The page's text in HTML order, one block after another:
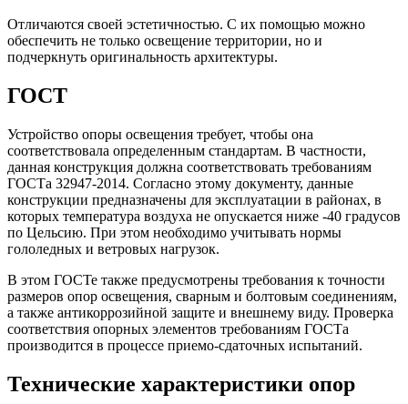
Отличаются своей эстетичностью. С их помощью можно
обеспечить не только освещение территории, но и
подчеркнуть оригинальность архитектуры.
ГОСТ
Устройство опоры освещения требует, чтобы она
соответствовала определенным стандартам. В частности,
данная конструкция должна соответствовать требованиям
ГОСТа 32947-2014. Согласно этому документу, данные
конструкции предназначены для эксплуатации в районах, в
которых температура воздуха не опускается ниже -40 градусов
по Цельсию. При этом необходимо учитывать нормы
гололедных и ветровых нагрузок.
В этом ГОСТе также предусмотрены требования к точности
размеров опор освещения, сварным и болтовым соединениям,
а также антикоррозийной защите и внешнему виду. Проверка
соответствия опорных элементов требованиям ГОСТа
производится в процессе приемо-сдаточных испытаний.
Технические характеристики опор